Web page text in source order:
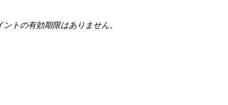
トの有効期限はありません。